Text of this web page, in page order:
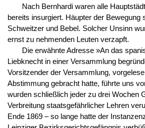
Nach Bernhardi waren alle
bereits insurgiert. Häupter der Bewegung
Schweitzer und Bebel. Solcher Unsinn
ernst zu nehmenden Leuten verzapft.
Die erwähnte Adresse »An das
Liebknecht in einer Versammlung
Vorsitzender der Versammlung,
Abstimmung gebracht hatte, führte uns
wurden schließlich jeder zu drei Wochen
Verbreitung staatsgefährlicher Lehren
Ende 1869 – so lange hatte der